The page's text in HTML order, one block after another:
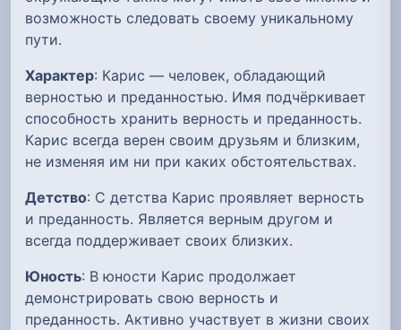
возможность следовать своему уникальному
пути.
Характер: Карис — человек, обладающий
верностью и преданностью. Имя подчёркивает
способность хранить верность и преданность.
Карис всегда верен своим друзьям и близким,
не изменяя им ни при каких обстоятельствах.
Детство: С детства Карис проявляет верность
и преданность. Является верным другом и
всегда поддерживает своих близких.
Юность: В юности Карис продолжает
демонстрировать свою верность и
преданность. Активно участвует в жизни своих